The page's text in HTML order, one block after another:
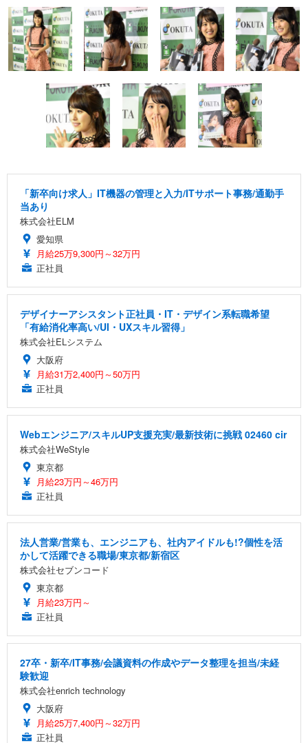
「新卒向け求人」IT機器の管理と入力/ITサポート事務/通勤手
当あり
株式会社ELM
愛知県
月給25万9,300円～32万円
正社員
デザイナーアシスタント正社員・IT・デザイン系転職希望
「有給消化率高い/UI・UXスキル習得」
株式会社ELシステム
大阪府
月給31万2,400円～50万円
正社員
Webエンジニア/スキルUP支援充実/最新技術に挑戦 02460 cir
株式会社WeStyle
東京都
月給23万円～46万円
正社員
法人営業/営業も、エンジニアも、社内アイドルも!?個性を活
かして活躍できる職場/東京都/新宿区
株式会社セブンコード
東京都
月給23万円～
正社員
27卒・新卒/IT事務/会議資料の作成やデータ整理を担当/未経
験歓迎
株式会社enrich technology
大阪府
月給25万7,400円～32万円
正社員